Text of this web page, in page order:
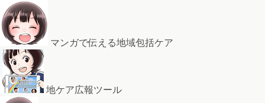
マンガで伝える地域包括ケア
地ケア広報ツール